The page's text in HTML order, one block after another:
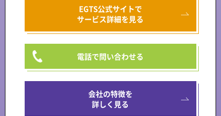
EGTS公式サイトで
サービス詳細を見る
電話で問い合わせる
会社の特徴を
詳しく見る